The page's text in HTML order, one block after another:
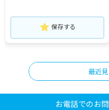
保存する
最近
お電話でのお